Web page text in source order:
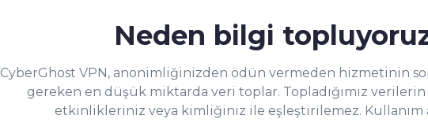
Neden bilgi
CyberGhost VPN, anonimliğinizden ödün vermeden hizmetinin
gereken en düşük miktarda veri toplar. Topladığımız
etkinlikleriniz veya kimliğiniz ile eşleştirilemez. Kullanım